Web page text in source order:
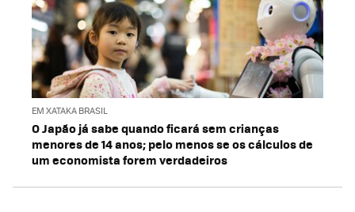
EM XATAKA BRASIL
O Japão já sabe quando ficará sem crianças
menores de 14 anos; pelo menos se os cálculos de
um economista forem verdadeiros